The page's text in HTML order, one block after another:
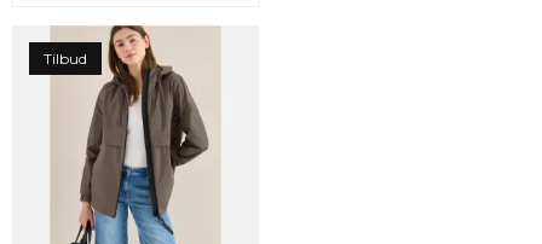
Tilbud